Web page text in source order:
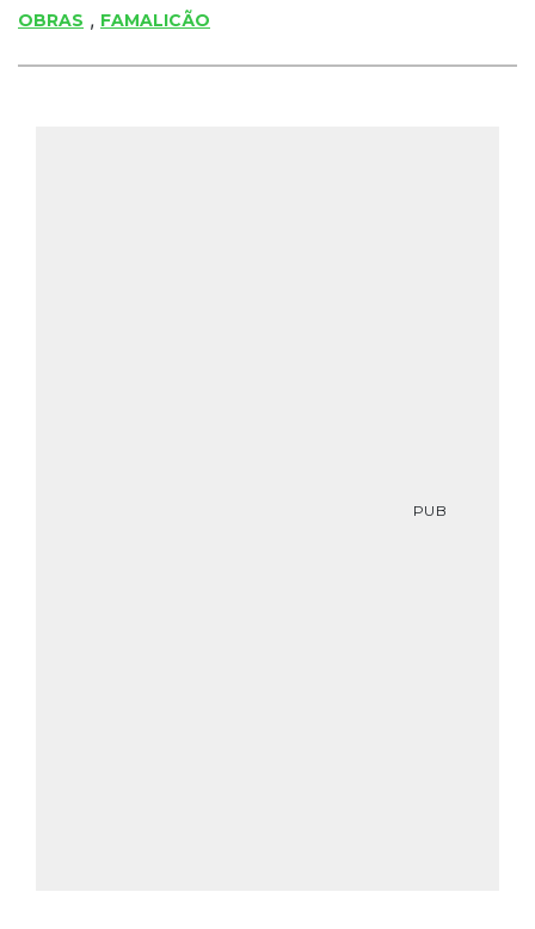
OBRAS , FAMALICÃO
PUB